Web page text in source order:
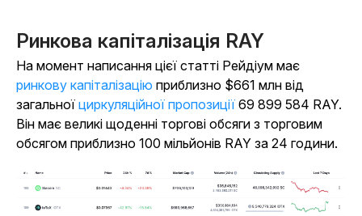
Ринкова капіталізація RAY
На момент написання цієї статті Рейдіум має
ринкову капіталізацію приблизно $661 млн від
загальної циркуляційної пропозиції 69 899 584 RAY.
Він має великі щоденні торгові обсяги з торговим
обсягом приблизно 100 мільйонів RAY за 24 години.